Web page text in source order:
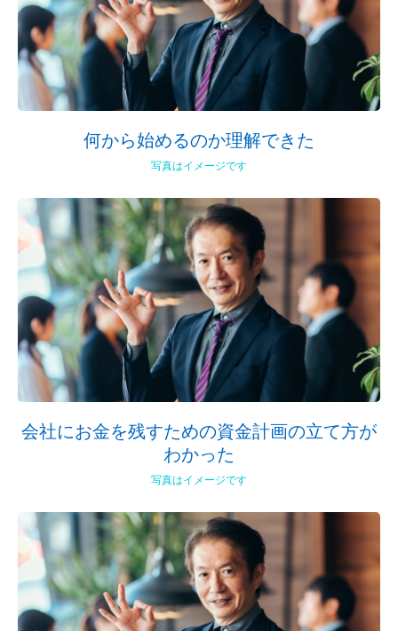
何から始めるのか理解できた
写真はイメージです
会社にお金を残すための資金計画の立て方が
わかった
写真はイメージです